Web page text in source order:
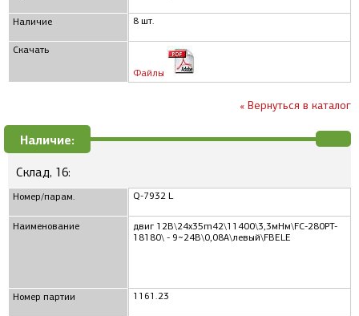
Наличие
Скачать
8 шт.
Файлы
« Вернуться в каталог
Наличие:
Склад, 16:
Номер/парам.
Наименование
Номер партии
Q-7932 L
двиг 12В\24x35m42\11400\3,3мНм\FC-280PT-
18180\ - 9~24В\0,08A\левый\FBELE
1161.23